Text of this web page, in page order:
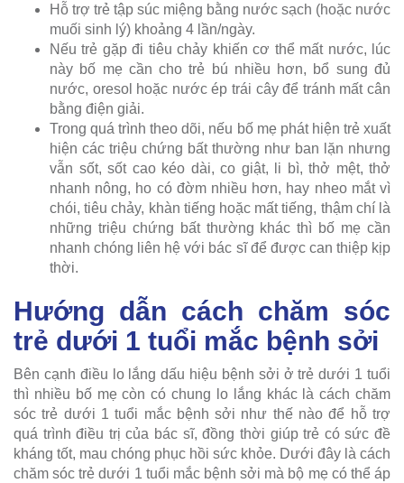
Hỗ trợ trẻ tập súc miệng bằng nước sạch (hoặc nước
muối sinh lý) khoảng 4 lần/ngày.
Nếu trẻ gặp đi tiêu chảy khiến cơ thể mất nước, lúc
này bố mẹ cần cho trẻ bú nhiều hơn, bổ sung đủ
nước, oresol hoặc nước ép trái cây để tránh mất cân
bằng điện giải.
Trong quá trình theo dõi, nếu bố mẹ phát hiện trẻ xuất
hiện các triệu chứng bất thường như ban lặn nhưng
vẫn sốt, sốt cao kéo dài, co giật, li bì, thở mệt, thở
nhanh nông, ho có đờm nhiều hơn, hay nheo mắt vì
chói, tiêu chảy, khàn tiếng hoặc mất tiếng, thậm chí là
những triệu chứng bất thường khác thì bố mẹ cần
nhanh chóng liên hệ với bác sĩ để được can thiệp kịp
thời.
Hướng dẫn cách chăm sóc
trẻ dưới 1 tuổi mắc bệnh sởi
Bên cạnh điều lo lắng dấu hiệu bệnh sởi ở trẻ dưới 1 tuổi
thì nhiều bố mẹ còn có chung lo lắng khác là cách chăm
sóc trẻ dưới 1 tuổi mắc bệnh sởi như thế nào để hỗ trợ
quá trình điều trị của bác sĩ, đồng thời giúp trẻ có sức đề
kháng tốt, mau chóng phục hồi sức khỏe. Dưới đây là cách
chăm sóc trẻ dưới 1 tuổi mắc bệnh sởi mà bộ mẹ có thể áp